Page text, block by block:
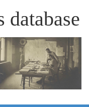
database